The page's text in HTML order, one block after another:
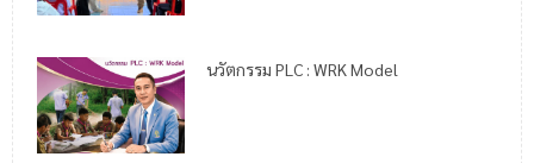
นวัตกรรม PLC : WRK Model